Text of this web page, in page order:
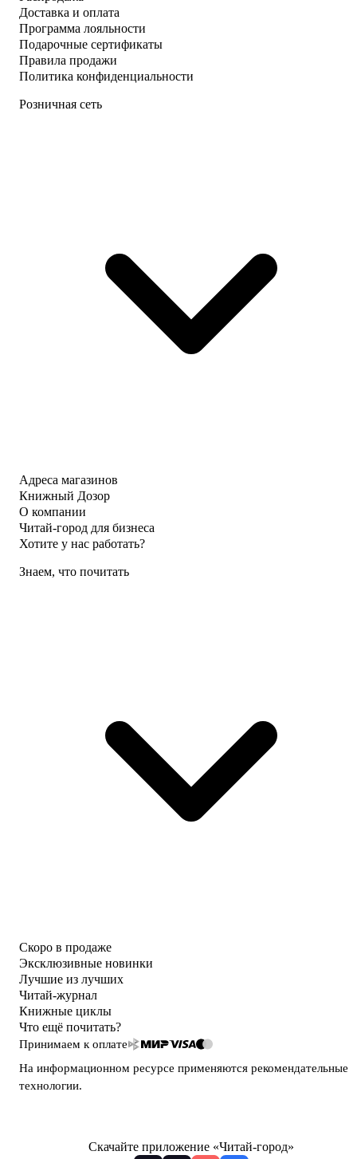
Доставка и оплата
Программа лояльности
Подарочные сертификаты
Правила продажи
Политика конфиденциальности
Розничная сеть
Адреса магазинов
Книжный Дозор
О компании
Читай-город для бизнеса
Хотите у нас работать?
Знаем, что почитать
Скоро в продаже
Эксклюзивные новинки
Лучшие из лучших
Читай-журнал
Книжные циклы
Что ещё почитать?
Принимаем к оплате
На информационном ресурсе применяются рекомендательные
технологии.
Скачайте приложение «Читай-город»